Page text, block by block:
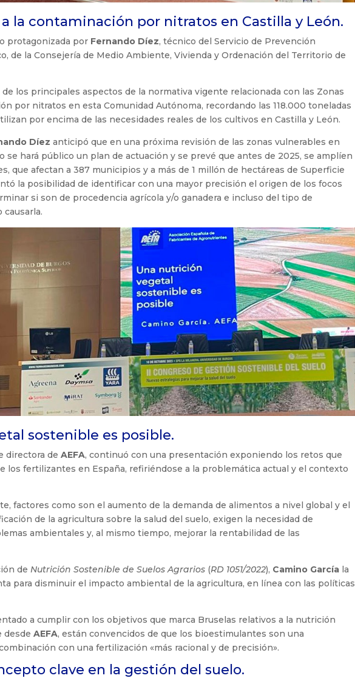
la contaminación por nitratos en Castilla y León.
protagonizada por Fernando Díez, técnico del Servicio de Prevención
de la Consejería de Medio Ambiente, Vivienda y Ordenación del Territorio de
los principales aspectos de la normativa vigente relacionada con las Zonas
por nitratos en esta Comunidad Autónoma, recordando las 118.000 toneladas
por encima de las necesidades reales de los cultivos en Castilla y León.
Díez anticipó que en una próxima revisión de las zonas vulnerables en
se hará público un plan de actuación y se prevé que antes de 2025, se amplíen
que afectan a 387 municipios y a más de 1 millón de hectáreas de Superficie
la posibilidad de identificar con una mayor precisión el origen de los focos
si son de procedencia agrícola y/o ganadera e incluso del tipo de
sostenible es posible.
directora deAEFA, continuó con una presentación exponiendo los retos que
los fertilizantes en España, refiriéndose a la problemática actual y el contexto
factores como son el aumento de la demanda de alimentos a nivel global y el
de la agricultura sobre la salud del suelo, exigen la necesidad de
ambientales y, al mismo tiempo, mejorar la rentabilidad de las
deNutrición Sostenible de Suelos Agrarios (RD 1051/2022), Camino García la
para disminuir el impacto ambiental de la agricultura, en línea con las políticas
a cumplir con los objetivos que marca Bruselas relativos a la nutrición
desdeAEFA, están convencidos de que los bioestimulantes son una
con una fertilización «más racional y de precisión».
clave en la gestión del suelo.